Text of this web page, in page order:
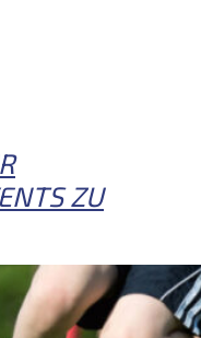
ZU